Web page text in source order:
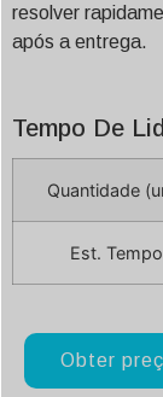
resolver
após a entrega.
Tempo De
Quantidade
Est.
Obter